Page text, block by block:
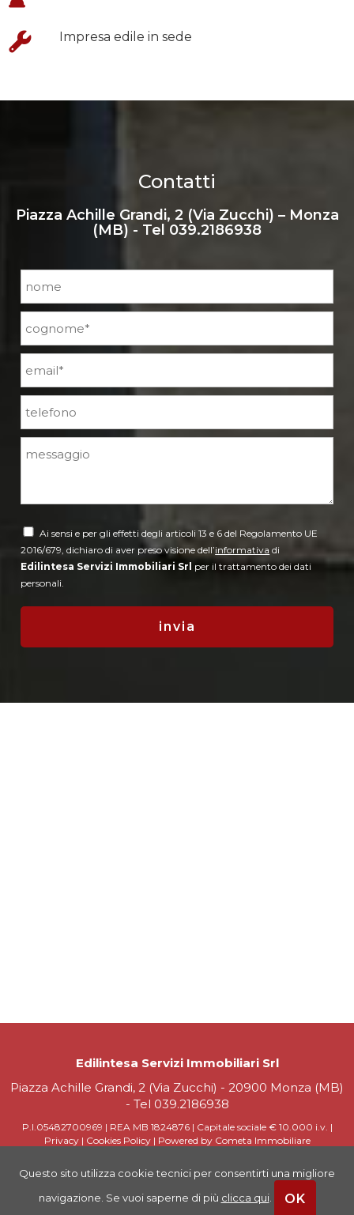
Questo sito utilizza cookie tecnici per consentirti una migliore
navigazione. Se vuoi saperne di più clicca qui. OK
Impresa edile in sede
Contatti
Piazza Achille Grandi, 2 (Via Zucchi) – Monza
(MB) - Tel 039.2186938
Ai sensi e per gli effetti degli articoli 13 e 6 del Regolamento UE
2016/679, dichiaro di aver preso visione dell’informativa di
Edilintesa Servizi Immobiliari Srl per il trattamento dei dati
personali.
Edilintesa Servizi Immobiliari Srl
Piazza Achille Grandi, 2 (Via Zucchi) - 20900 Monza (MB)
- Tel 039.2186938
P.I.05482700969 | REA MB 1824876 | Capitale sociale € 10.000 i.v. |
Privacy| Cookies Policy| Powered by Cometa Immobiliare